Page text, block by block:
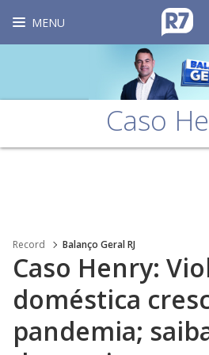
MENU
Caso
Record Balanço Geral RJ
Caso Henry:
doméstica
pandemia;